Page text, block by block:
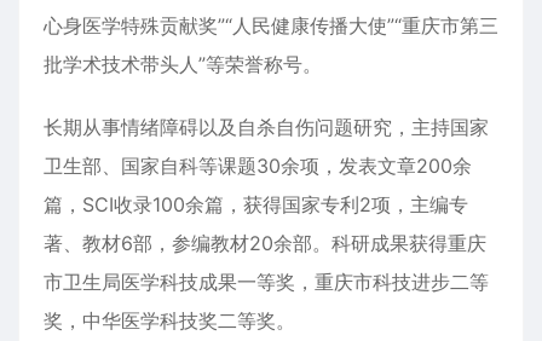
心身医学特殊贡献奖”“人民健康传播大使”“重庆市第三
批学术技术带头人”等荣誉称号。
长期从事情绪障碍以及自杀自伤问题研究，主持国家
卫生部、国家自科等课题30余项，发表文章200余
篇，SCI收录100余篇，获得国家专利2项，主编专
著、教材6部，参编教材20余部。科研成果获得重庆
市卫生局医学科技成果一等奖，重庆市科技进步二等
奖，中华医学科技奖二等奖。